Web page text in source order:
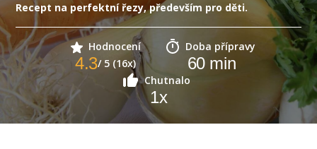
Recept na perfektní řezy, především pro děti.
Hodnocení
4.3/ 5 (16x)
Doba přípravy
60min
Chutnalo
1x